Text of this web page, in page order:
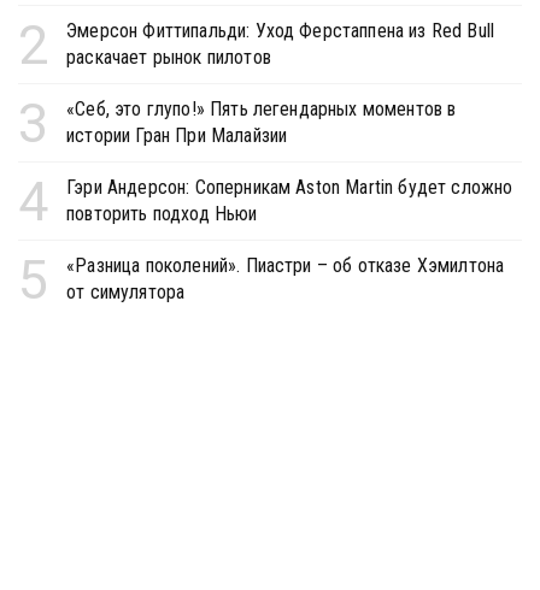
2
Эмерсон Фиттипальди: Уход Ферстаппена из Red Bull
раскачает рынок пилотов
3
«Себ, это глупо!» Пять легендарных моментов в
истории Гран При Малайзии
4
Гэри Андерсон: Соперникам Aston Martin будет сложно
повторить подход Ньюи
5
«Разница поколений». Пиастри – об отказе Хэмилтона
от симулятора